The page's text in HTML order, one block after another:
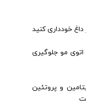
خودداری کنید
اتوی مو جلوگیری
و پروتئین